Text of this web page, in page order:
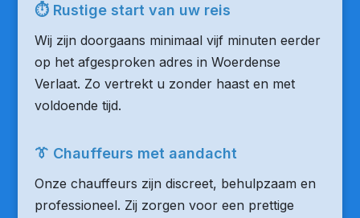
⏱ Rustige start van uw reis
Wij zijn doorgaans minimaal vijf minuten eerder
op het afgesproken adres in Woerdense
Verlaat. Zo vertrekt u zonder haast en met
voldoende tijd.
👔 Chauffeurs met aandacht
Onze chauffeurs zijn discreet, behulpzaam en
professioneel. Zij zorgen voor een prettige